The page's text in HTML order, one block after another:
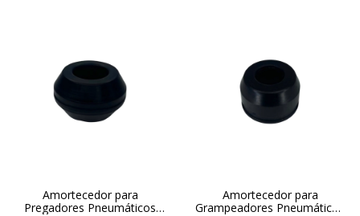
Amortecedor para
Pregadores Pneumáticos
Amortecedor para
Grampeadores Pneumáticos